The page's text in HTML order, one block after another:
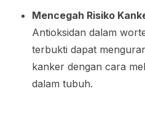
Mencegah Risiko
Antioksidan dalam
terbukti dapat
kanker dengan cara
dalam tubuh.